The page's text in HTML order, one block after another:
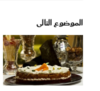
الموضوع التالى